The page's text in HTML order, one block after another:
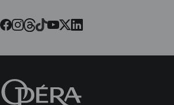
Facebook
Instagram
Threads
Tiktok
Youtube
Twitter
LinkedIn